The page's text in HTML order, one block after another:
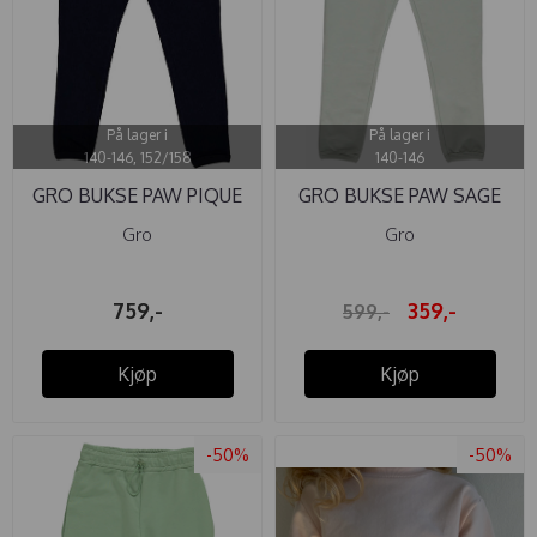
På lager i
140-146, 152/158
GRO BUKSE PAW PIQUE
Gro
759,-
Kjøp
På lager i
140-146
GRO BUKSE PAW SAGE
Gro
599,- 359,-
Kjøp
-50% -50%